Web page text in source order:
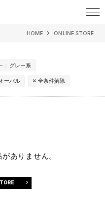
HOME ONLINE STORE
： グレー系
ーバル 全条件解除
ありません。